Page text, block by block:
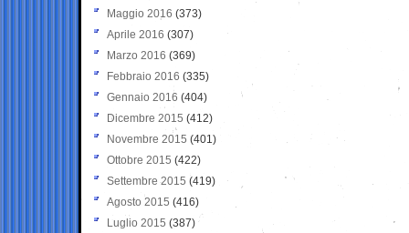
Maggio 2016 (373)
Aprile 2016 (307)
Marzo 2016 (369)
Febbraio 2016 (335)
Gennaio 2016 (404)
Dicembre 2015 (412)
Novembre 2015 (401)
Ottobre 2015 (422)
Settembre 2015 (419)
Agosto 2015 (416)
Luglio 2015 (387)